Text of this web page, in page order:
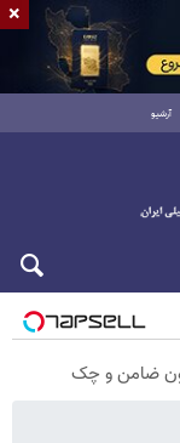
آرشیو
×